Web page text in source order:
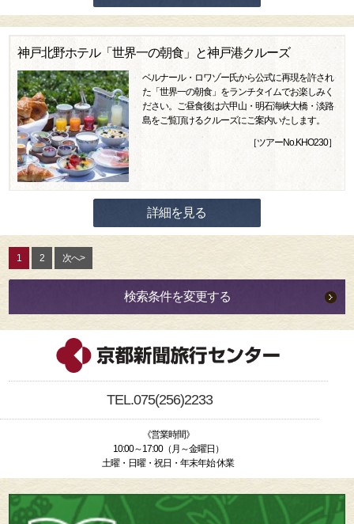
神戸北野ホテル「世界一の朝食」と神戸港クルーズ
ベルナール・ロワゾー氏から公式に再現を許され
た「世界一の朝食」をランチタイムでお楽しみく
ださい。ご昼食後は六甲山・明石海峡大橋・淡路
島をご覧頂けるクルーズにご案内いたします。
［ツアーNo.KHO230］
詳細を見る
1 2 次へ>
検索条件を変更する
TEL.075(256)2233
《営業時間》
10:00～17:00（月～金曜日）
土曜・日曜・祝日・年末年始 休業